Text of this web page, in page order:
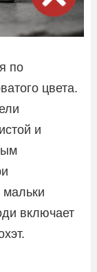
по
цвета.
и
мальки
включает